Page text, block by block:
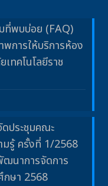
ที่พบบ่อย (FAQ)
การให้บริการห้อง
ทคโนโลยีราช
ประชุมคณะ
มรู้ ครั้งที่ 1/2568
นาการจัดการ
กษา 2568